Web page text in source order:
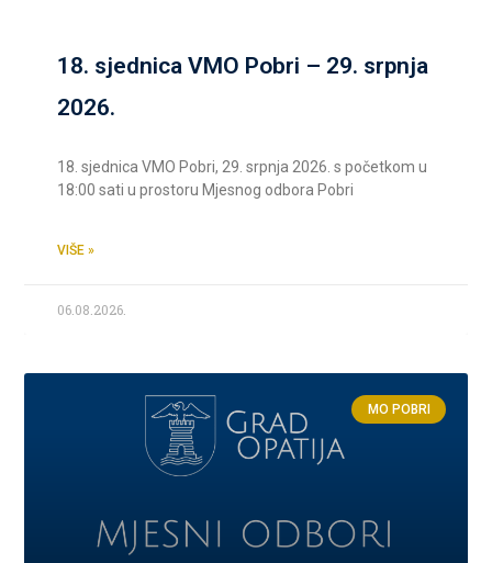
18. sjednica VMO Pobri – 29. srpnja
2026.
18. sjednica VMO Pobri, 29. srpnja 2026. s početkom u
18:00 sati u prostoru Mjesnog odbora Pobri
VIŠE »
06.08.2026.
MO POBRI